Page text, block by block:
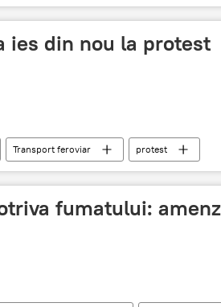
ies din nou la protest
Transport feroviar
protest
chisinau
fumatului: